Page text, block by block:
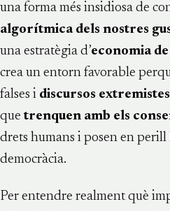
una forma més insidiosa de
algorítmica dels nostres
una estratègia d’economia de
crea un entorn favorable
falses i discursos extremistes
quetrenquen amb els
drets humans i posen en
democràcia.
Per entendre realment què